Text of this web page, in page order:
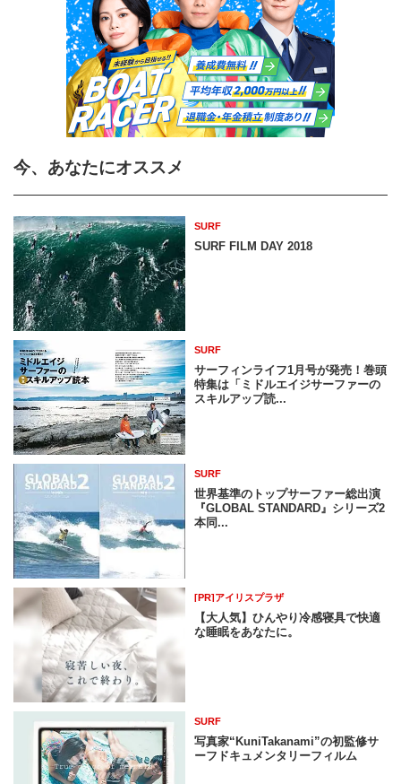
今、あなたにオススメ
SURF
SURF FILM DAY 2018
SURF
サーフィンライフ1月号が発売！巻頭
特集は「ミドルエイジサーファーの
スキルアップ読...
SURF
世界基準のトップサーファー総出演
『GLOBAL STANDARD』シリーズ2
本同...
[PR]アイリスプラザ
【大人気】ひんやり冷感寝具で快適
な睡眠をあなたに。
SURF
写真家“KuniTakanami”の初監修サ
ーフドキュメンタリーフィルム